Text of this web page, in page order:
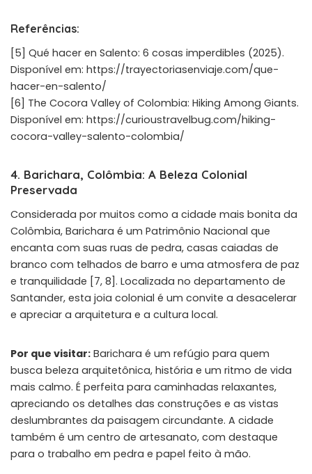
Referências:
[5] Qué hacer en Salento: 6 cosas imperdibles (2025).
Disponível em: https://trayectoriasenviaje.com/que-
hacer-en-salento/
[6] The Cocora Valley of Colombia: Hiking Among Giants.
Disponível em: https://curioustravelbug.com/hiking-
cocora-valley-salento-colombia/
4. Barichara, Colômbia: A Beleza Colonial
Preservada
Considerada por muitos como a cidade mais bonita da
Colômbia, Barichara é um Patrimônio Nacional que
encanta com suas ruas de pedra, casas caiadas de
branco com telhados de barro e uma atmosfera de paz
e tranquilidade [7, 8]. Localizada no departamento de
Santander, esta joia colonial é um convite a desacelerar
e apreciar a arquitetura e a cultura local.
Por que visitar: Barichara é um refúgio para quem
busca beleza arquitetônica, história e um ritmo de vida
mais calmo. É perfeita para caminhadas relaxantes,
apreciando os detalhes das construções e as vistas
deslumbrantes da paisagem circundante. A cidade
também é um centro de artesanato, com destaque
para o trabalho em pedra e papel feito à mão.